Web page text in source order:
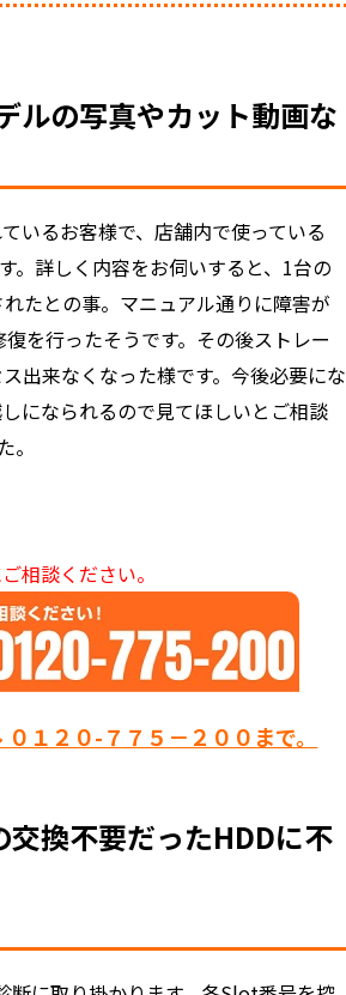
の写真やカット動画な
いるお客様で、店舗内で使っている
。詳しく内容をお伺いすると、1台の
たとの事。マニュアル通りに障害が
を行ったそうです。その後ストレー
出来なくなった様です。今後必要にな
になられるので見てほしいとご相談
相談ください。
１２０-７７５－２００まで。
換不要だったHDDに不